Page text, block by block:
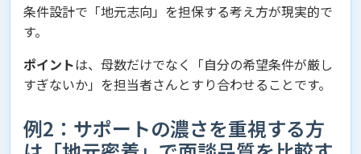
条件設計で「地元志向」を担保する考え方が現実的で
す。
ポイントは、母数だけでなく「自分の希望条件が厳し
すぎないか」を担当者さんとすり合わせることです。
例2：サポートの濃さを重視する方